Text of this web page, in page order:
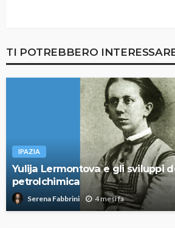
TI POTREBBERO
IPAZIA
Yulija Lermontova e gli sviluppi
petrolchimica
Serena Fabbrini 4 mesi fa